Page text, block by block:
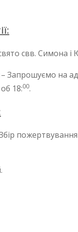
B
k
n
o
свв. Симона і
Запрошуємо на
18:00.
Збір